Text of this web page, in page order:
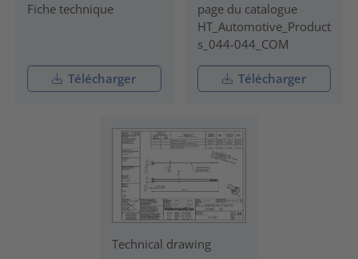
Fiche technique
Télécharger
page du catalogue
HT_Automotive_Product
s_044-044_COM
Télécharger
Technical drawing